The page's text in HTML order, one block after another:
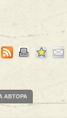
АВТОРА